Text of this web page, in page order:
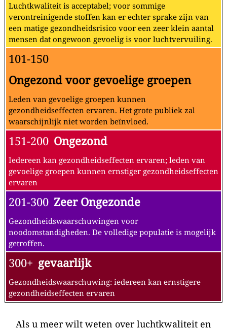
Luchtkwaliteit is acceptabel; voor sommige
verontreinigende stoffen kan er echter sprake zijn van
een matige gezondheidsrisico voor een zeer klein aantal
mensen dat ongewoon gevoelig is voor luchtvervuiling.
101-150
Ongezond voor gevoelige groepen
Leden van gevoelige groepen kunnen
gezondheidseffecten ervaren. Het grote publiek zal
waarschijnlijk niet worden beïnvloed.
151-200 Ongezond
Iedereen kan gezondheidseffecten ervaren; leden van
gevoelige groepen kunnen ernstiger gezondheidseffecten
ervaren
201-300 Zeer Ongezonde
Gezondheidswaarschuwingen voor
noodomstandigheden. De volledige populatie is mogelijk
getroffen.
300+ gevaarlijk
Gezondheidswaarschuwing: iedereen kan ernstigere
gezondheidseffecten ervaren
Als u meer wilt weten over luchtkwaliteit en